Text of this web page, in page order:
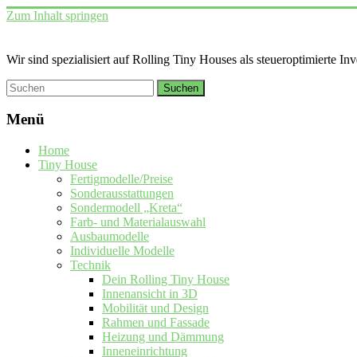
Zum Inhalt springen
Wir sind spezialisiert auf Rolling Tiny Houses als steueroptimierte
Menü
Home
Tiny House
Fertigmodelle/Preise
Sonderausstattungen
Sondermodell „Kreta“
Farb- und Materialauswahl
Ausbaumodelle
Individuelle Modelle
Technik
Dein Rolling Tiny House
Innenansicht in 3D
Mobilität und Design
Rahmen und Fassade
Heizung und Dämmung
Inneneinrichtung